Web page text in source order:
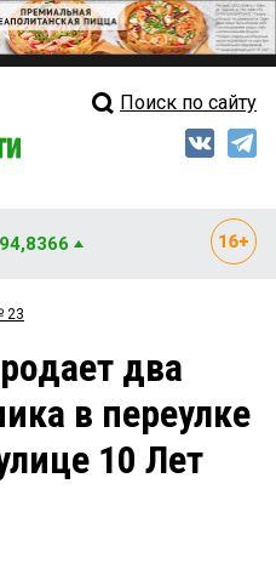
Свежий выпуск
Рейтинги
Блоги
Архив
Поиск по сайту
23
два
в переулке
10 Лет